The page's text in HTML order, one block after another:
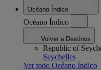
Océano Índico
Océano Índico
Volver a Destinos
Republic of
Seychelles
Ver todo Océano Índico